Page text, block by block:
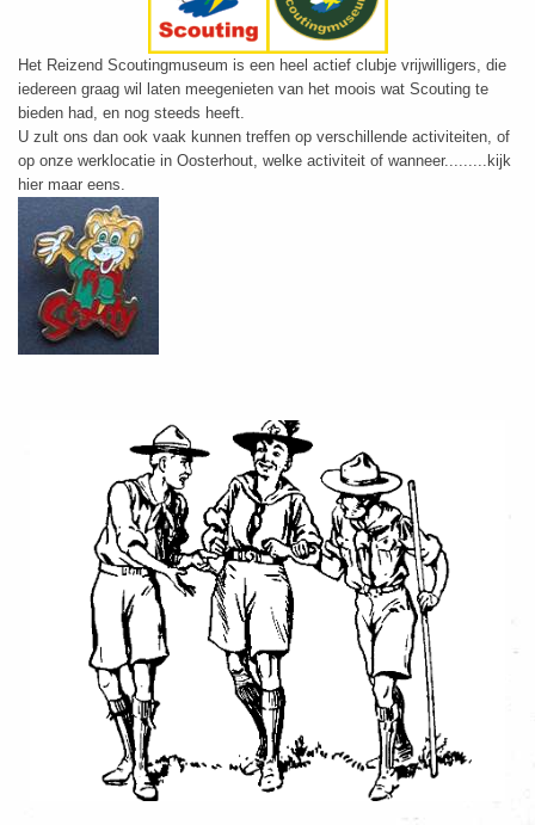
Het Reizend Scoutingmuseum is een heel actief clubje vrijwilligers, die
iedereen graag wil laten meegenieten van het moois wat Scouting te
bieden had, en nog steeds heeft.
U zult ons dan ook vaak kunnen treffen op verschillende activiteiten, of
op onze werklocatie in Oosterhout, welke activiteit of wanneer.........kijk
hier maar eens.